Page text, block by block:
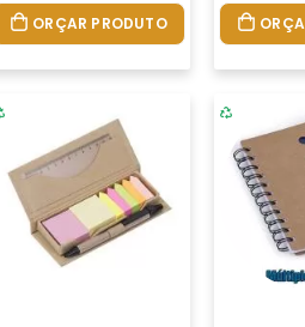
ORÇAR PRODUTO